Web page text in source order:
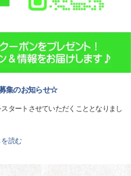
集のお知らせ☆
タートさせていただくこととなりまし
を読む